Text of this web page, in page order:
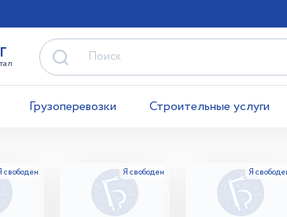
Грузоперевозки Строительные услуги